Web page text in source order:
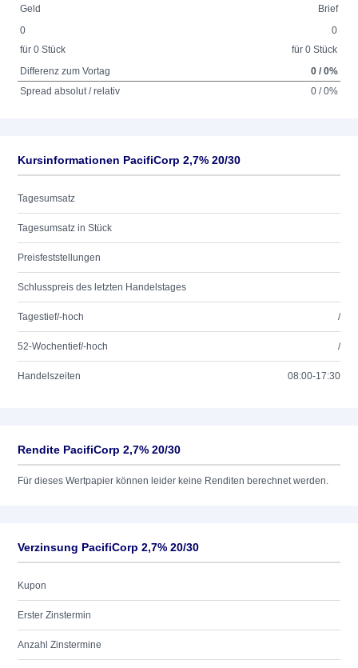
Geld
Brief
0
für 0 Stück
0
für 0 Stück
Differenz zum Vortag
0 / 0%
Spread absolut / relativ
0 / 0%
Kursinformationen PacifiCorp 2,7% 20/30
Tagesumsatz
Tagesumsatz in Stück
Preisfeststellungen
Schlusspreis des letzten Handelstages
Tagestief/-hoch /
52-Wochentief/-hoch /
Handelszeiten 08:00-17:30
Rendite PacifiCorp 2,7% 20/30
Für dieses Wertpapier können leider keine Renditen berechnet werden.
Verzinsung PacifiCorp 2,7% 20/30
Kupon
Erster Zinstermin
Anzahl Zinstermine